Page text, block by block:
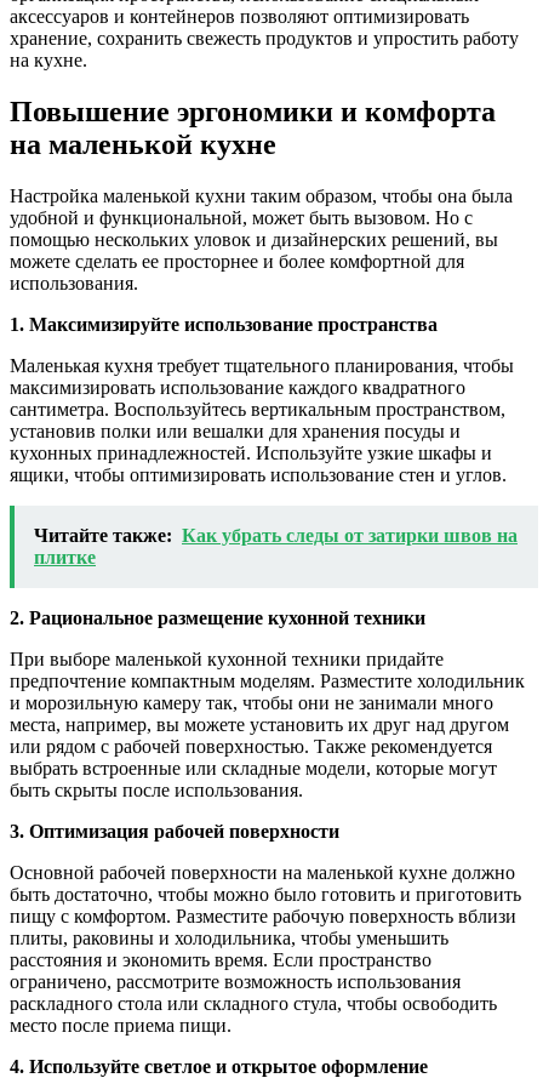
аксессуаров и контейнеров позволяют оптимизировать
хранение, сохранить свежесть продуктов и упростить работу
на кухне.
Повышение эргономики и комфорта
на маленькой кухне
Настройка маленькой кухни таким образом, чтобы она была
удобной и функциональной, может быть вызовом. Но с
помощью нескольких уловок и дизайнерских решений, вы
можете сделать ее просторнее и более комфортной для
использования.
1. Максимизируйте использование пространства
Маленькая кухня требует тщательного планирования, чтобы
максимизировать использование каждого квадратного
сантиметра. Воспользуйтесь вертикальным пространством,
установив полки или вешалки для хранения посуды и
кухонных принадлежностей. Используйте узкие шкафы и
ящики, чтобы оптимизировать использование стен и углов.
Читайте также: Как убрать следы от затирки швов на
плитке
2. Рациональное размещение кухонной техники
При выборе маленькой кухонной техники придайте
предпочтение компактным моделям. Разместите холодильник
и морозильную камеру так, чтобы они не занимали много
места, например, вы можете установить их друг над другом
или рядом с рабочей поверхностью. Также рекомендуется
выбрать встроенные или складные модели, которые могут
быть скрыты после использования.
3. Оптимизация рабочей поверхности
Основной рабочей поверхности на маленькой кухне должно
быть достаточно, чтобы можно было готовить и приготовить
пищу с комфортом. Разместите рабочую поверхность вблизи
плиты, раковины и холодильника, чтобы уменьшить
расстояния и экономить время. Если пространство
ограничено, рассмотрите возможность использования
раскладного стола или складного стула, чтобы освободить
место после приема пищи.
4. Используйте светлое и открытое оформление